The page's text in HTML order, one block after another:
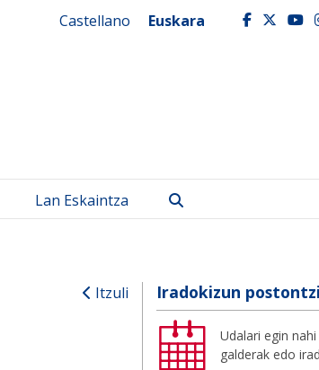
Castellano Euskara
Lan Eskaintza
Itzuli Iradokizun
Udalari egin
galderak edo